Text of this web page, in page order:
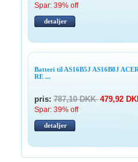
Spar: 39% off
detaljer
Batteri til AS16B5J AS16B8J
RE ...
pris: 787,10 DKK 479,92
Spar: 39% off
detaljer